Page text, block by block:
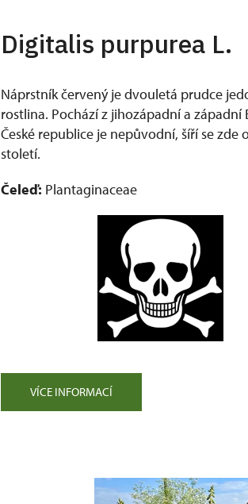
Digitalis purpurea L.
Náprstník červený je dvouletá prudce
rostlina. Pochází z jihozápadní a západní
České republice je nepůvodní, šíří se zde
století.
Čeleď: Plantaginaceae
VÍCE INFORMACÍ